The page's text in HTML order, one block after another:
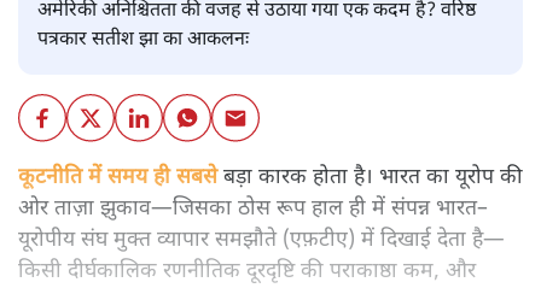
अमेरिकी अनिश्चितता की वजह से उठाया गया एक कदम है? वरिष्ठ
पत्रकार सतीश झा का आकलनः
कूटनीति में समय ही सबसेबड़ा कारक होता है। भारत का यूरोप की
ओर ताज़ा झुकाव—जिसका ठोस रूप हाल ही में संपन्न भारत–
यूरोपीय संघ मुक्त व्यापार समझौते (एफ़टीए) में दिखाई देता है—
किसी दीर्घकालिक रणनीतिक दूरदृष्टि की पराकाष्ठा कम, और